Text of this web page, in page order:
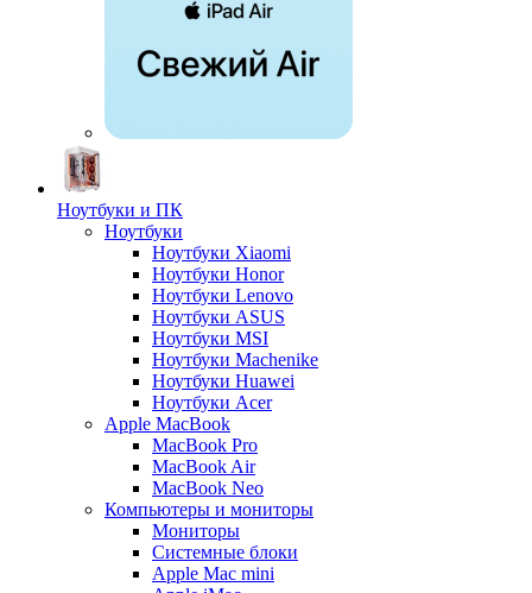
Ноутбуки и ПК
Ноутбуки
Ноутбуки Xiaomi
Ноутбуки Honor
Ноутбуки Lenovo
Ноутбуки ASUS
Ноутбуки MSI
Ноутбуки Machenike
Ноутбуки Huawei
Ноутбуки Acer
Apple MacBook
MacBook Pro
MacBook Air
MacBook Neo
Компьютеры и мониторы
Мониторы
Системные блоки
Apple Mac mini